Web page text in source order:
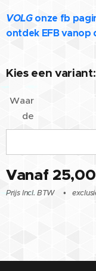
VOLGonze fb
ontdek EFB vanop
Kies een variant:
Waar
de
Vanaf 25,00
Prijs Incl. BTW